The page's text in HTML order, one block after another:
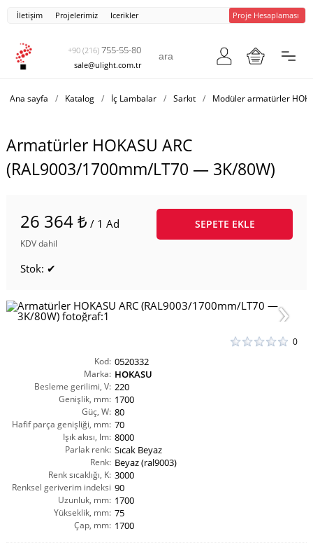
İletişim Projelerimiz Icerikler Proje Hesaplaması
+90 (216) 755-55-80
sale@ulight.com.tr
Ana sayfa / Katalog / İç Lambalar / Sarkıt / Modüler armatürler
Armatürler HOKASU ARC
(RAL9003/1700mm/LT70 — 3K/80W)
26 364 ₺ / 1 Ad
KDV dahil
SEPETE EKLE
Stok: ✔
0
Kod: 0520332
Marka: HOKASU
Besleme gerilimi, V: 220
Genişlik, mm: 1700
Güç, W: 80
Hafif parça genişliği, mm: 70
Işık akısı, lm: 8000
Parlak renk: Sıcak Beyaz
Renk: Beyaz (ral9003)
Renk sıcaklığı, K: 3000
Renksel geriverim indeksi
CRI(Ra):
90
Uzunluk, mm: 1700
Yükseklik, mm: 75
Çap, mm: 1700